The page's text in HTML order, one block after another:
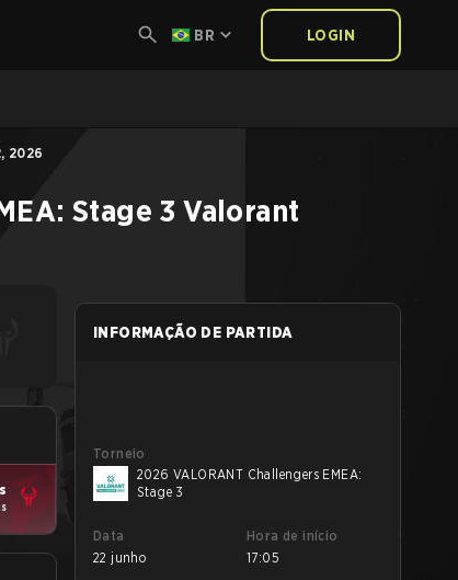
BR LOGIN
2026
Stage 3 Valorant
INFORMAÇÃO DE PARTIDA
Torneio
2026 VALORANT Challengers EMEA:
Stage 3
Data
22 junho
Hora de início
17:05